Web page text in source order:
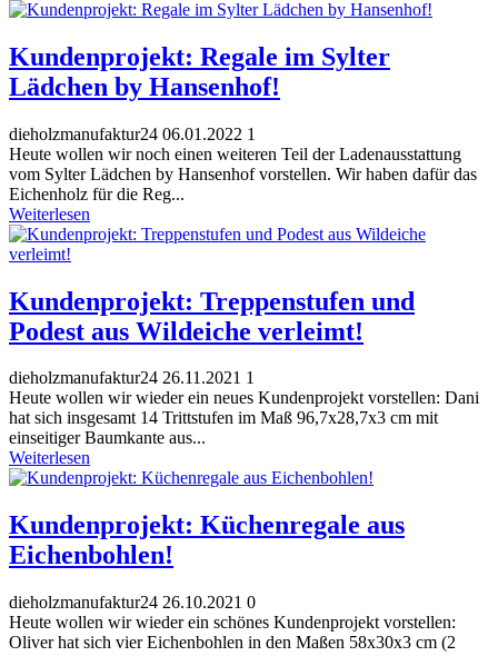
Kundenprojekt: Regale im Sylter
Lädchen by Hansenhof!
dieholzmanufaktur24 06.01.2022 1
Heute wollen wir noch einen weiteren Teil der Ladenausstattung
vom Sylter Lädchen by Hansenhof vorstellen. Wir haben dafür das
Eichenholz für die Reg...
Weiterlesen
Kundenprojekt: Treppenstufen und
Podest aus Wildeiche verleimt!
dieholzmanufaktur24 26.11.2021 1
Heute wollen wir wieder ein neues Kundenprojekt vorstellen: Dani
hat sich insgesamt 14 Trittstufen im Maß 96,7x28,7x3 cm mit
einseitiger Baumkante aus...
Weiterlesen
Kundenprojekt: Küchenregale aus
Eichenbohlen!
dieholzmanufaktur24 26.10.2021 0
Heute wollen wir wieder ein schönes Kundenprojekt vorstellen:
Oliver hat sich vier Eichenbohlen in den Maßen 58x30x3 cm (2